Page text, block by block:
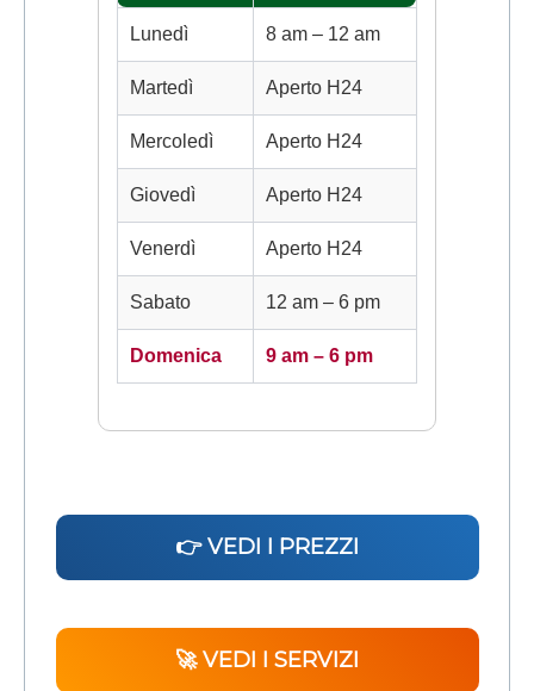
Lunedì 8 am – 12 am
Martedì Aperto H24
Mercoledì Aperto H24
Giovedì Aperto H24
Venerdì Aperto H24
Sabato 12 am – 6 pm
Domenica 9 am – 6 pm
👉 VEDI I PREZZI
🚀 VEDI I SERVIZI